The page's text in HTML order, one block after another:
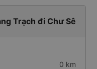
Trạch đi Chư Sê
0 km